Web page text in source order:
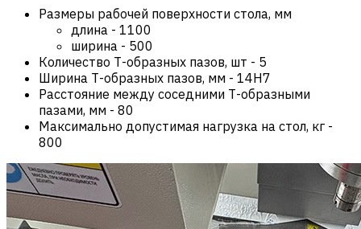
Размеры рабочей поверхности стола, мм
длина - 1100
ширина - 500
Количество Т-образных пазов, шт - 5
Ширина Т-образных пазов, мм - 14H7
Расстояние между соседними Т-образными
пазами, мм - 80
Максимально допустимая нагрузка на стол, кг -
800